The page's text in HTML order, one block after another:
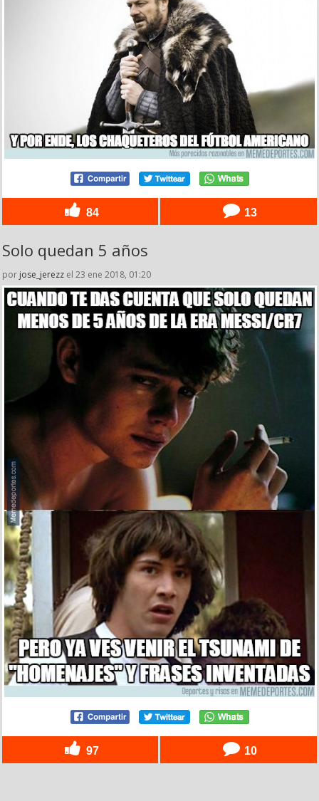
84 13
Solo quedan 5 años
por jose_jerezz el 23 ene 2018, 01:20
97 10